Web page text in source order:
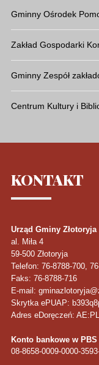
Gminny Ośrodek
Zakład Gospodarki
Gminny Zespół
Centrum Kultury i
KONTAKT
Urząd Gminy Złotoryja
al. Miła 4
59-500 Złotoryja
Telefon: 76-8788-700,
Faks: 76-8788-716
E-mail:
Skrytka ePUAP:
Adres eDoręczeń:
Konto bankowe w PBS
08-8658-0009-0000-